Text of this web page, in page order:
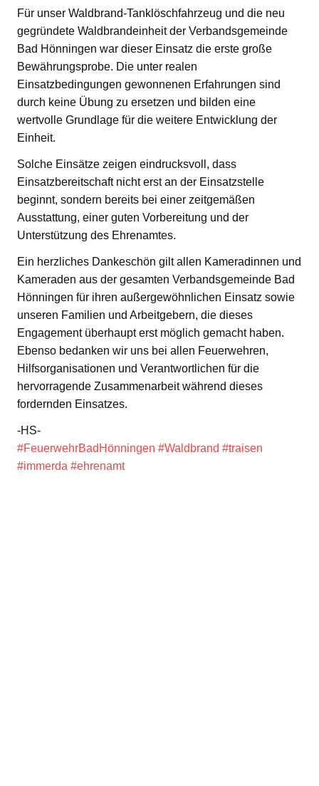
Für unser Waldbrand-Tanklöschfahrzeug und die neu
gegründete Waldbrandeinheit der Verbandsgemeinde
Bad Hönningen war dieser Einsatz die erste große
Bewährungsprobe. Die unter realen
Einsatzbedingungen gewonnenen Erfahrungen sind
durch keine Übung zu ersetzen und bilden eine
wertvolle Grundlage für die weitere Entwicklung der
Einheit.
Solche Einsätze zeigen eindrucksvoll, dass
Einsatzbereitschaft nicht erst an der Einsatzstelle
beginnt, sondern bereits bei einer zeitgemäßen
Ausstattung, einer guten Vorbereitung und der
Unterstützung des Ehrenamtes.
Ein herzliches Dankeschön gilt allen Kameradinnen und
Kameraden aus der gesamten Verbandsgemeinde Bad
Hönningen für ihren außergewöhnlichen Einsatz sowie
unseren Familien und Arbeitgebern, die dieses
Engagement überhaupt erst möglich gemacht haben.
Ebenso bedanken wir uns bei allen Feuerwehren,
Hilfsorganisationen und Verantwortlichen für die
hervorragende Zusammenarbeit während dieses
fordernden Einsatzes.
-HS-
#FeuerwehrBadHönningen #Waldbrand #traisen
#immerda #ehrenamt